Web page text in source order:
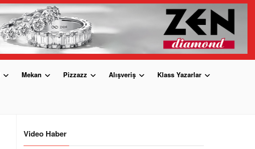
Mekan Pizzazz Alışveriş Klass Yazarlar
Video Haber